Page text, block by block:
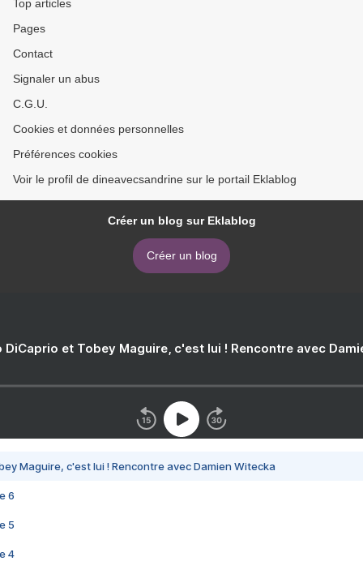
Top articles
Pages
Contact
Signaler un abus
C.G.U.
Cookies et données personnelles
Préférences cookies
Voir le profil de dineavecsandrine sur le portail Eklablog
Créer un blog sur Eklablog
Créer un blog
DiCaprio et Tobey Maguire, c'est lui ! Rencontre avec
Maguire, c'est lui ! Rencontre avec Damien Witecka
6
5
4